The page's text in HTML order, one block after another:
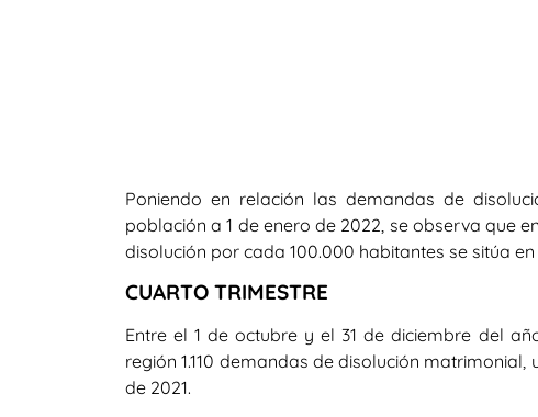
Poniendo en relación las demandas de
población a 1 de enero de 2022, se observa que
disolución por cada 100.000 habitantes se sitúa en
CUARTO TRIMESTRE
Entre el 1 de octubre y el 31 de diciembre del
región 1.110 demandas de disolución
de 2021.